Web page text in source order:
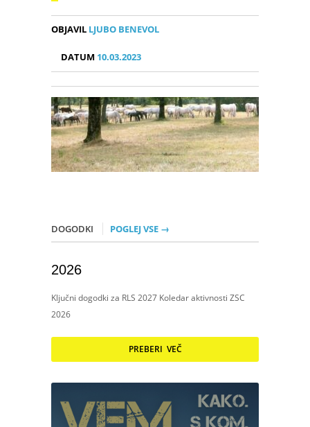
OBJAVIL LJUBO BENEVOL
DATUM 10.03.2023
DOGODKI POGLEJ VSE →
2026
Ključni dogodki za RLS 2027 Koledar aktivnosti ZSC
2026
PREBERI VEČ